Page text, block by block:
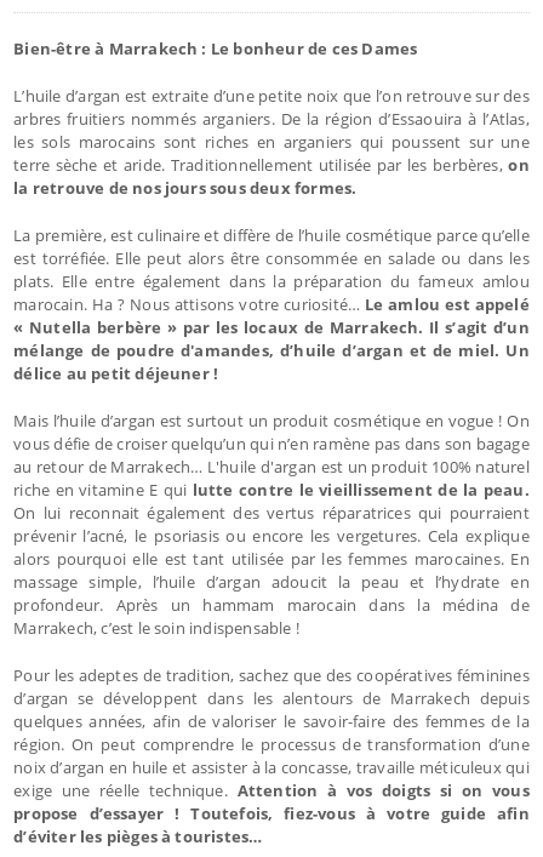
Bien-être à Marrakech : Le bonheur de ces Dames
L’huile d’argan est extraite d’une petite noix que l’on retrouve sur des
arbres fruitiers nommés arganiers. De la région d’Essaouira à l’Atlas,
les sols marocains sont riches en arganiers qui poussent sur une
terre sèche et aride. Traditionnellement utilisée par les berbères,on
la retrouve de nos jours sous deux formes.
La première, est culinaire et diffère de l’huile cosmétique parce qu’elle
est torréfiée. Elle peut alors être consommée en salade ou dans les
plats. Elle entre également dans la préparation du fameux amlou
marocain. Ha ? Nous attisons votre curiosité… Le amlou est appelé
« Nutella berbère » par les locaux de Marrakech. Il s’agit d’un
mélange de poudre d'amandes, d’huile d’argan et de miel. Un
délice au petit déjeuner !
Mais l’huile d’argan est surtout un produit cosmétique en vogue ! On
vous défie de croiser quelqu’un qui n’en ramène pas dans son bagage
au retour de Marrakech… L'huile d'argan est un produit 100% naturel
riche en vitamine E qui lutte contre le vieillissement de la peau.
On lui reconnait également des vertus réparatrices qui pourraient
prévenir l’acné, le psoriasis ou encore les vergetures. Cela explique
alors pourquoi elle est tant utilisée par les femmes marocaines. En
massage simple, l’huile d’argan adoucit la peau et l’hydrate en
profondeur. Après un hammam marocain dans la médina de
Marrakech, c’est le soin indispensable !
Pour les adeptes de tradition, sachez que des coopératives féminines
d’argan se développent dans les alentours de Marrakech depuis
quelques années, afin de valoriser le savoir-faire des femmes de la
région. On peut comprendre le processus de transformation d’une
noix d’argan en huile et assister à la concasse, travaille méticuleux qui
exige une réelle technique. Attention à vos doigts si on vous
propose d’essayer ! Toutefois, fiez-vous à votre guide afin
d’éviter les pièges à touristes…